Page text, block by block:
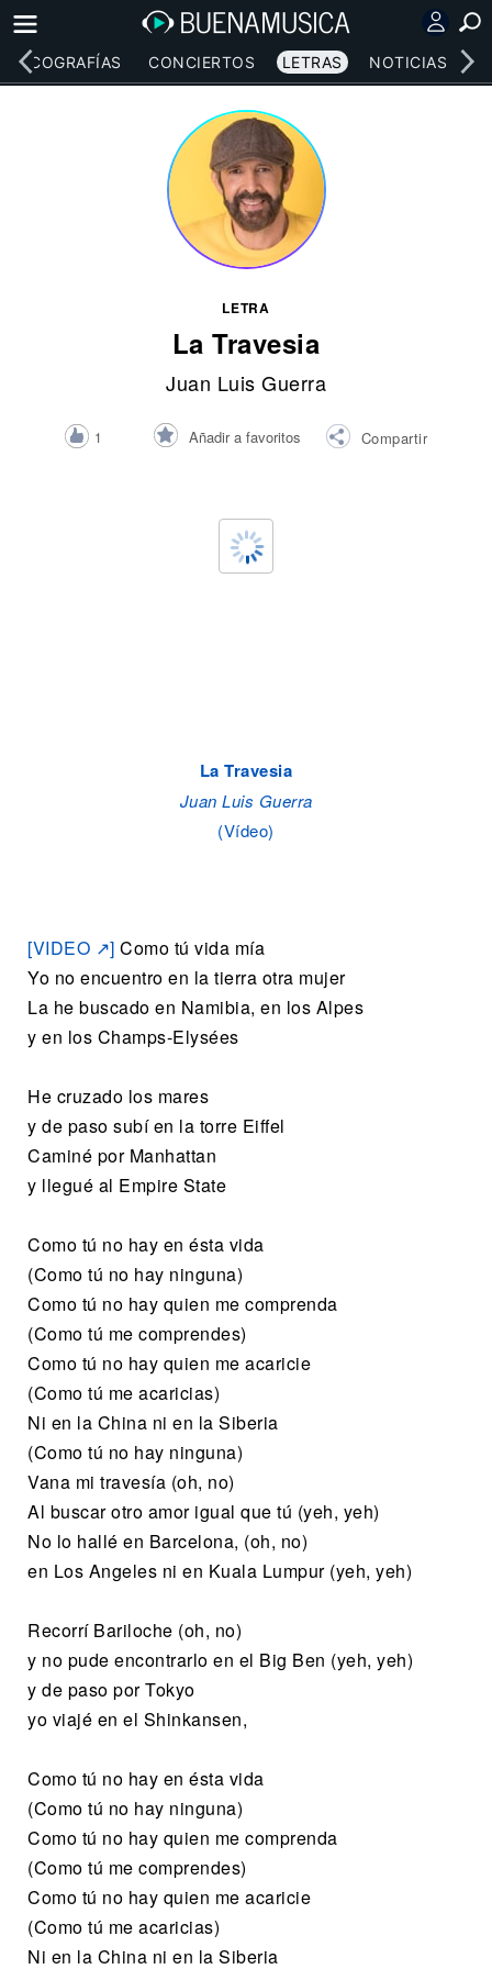
DISCOGRAFÍAS CONCIERTOS LETRAS NOTICIAS
LETRA
La Travesia
Juan Luis Guerra
1 Añadir a favoritos Compartir
La Travesia
Juan Luis Guerra
(Vídeo)
[VIDEO ↗] Como tú vida mía
Yo no encuentro en la tierra otra mujer
La he buscado en Namibia, en los Alpes
y en los Champs-Elysées
He cruzado los mares
y de paso subí en la torre Eiffel
Caminé por Manhattan
y llegué al Empire State
Como tú no hay en ésta vida
(Como tú no hay ninguna)
Como tú no hay quien me comprenda
(Como tú me comprendes)
Como tú no hay quien me acaricie
(Como tú me acaricias)
Ni en la China ni en la Siberia
(Como tú no hay ninguna)
Vana mi travesía (oh, no)
Al buscar otro amor igual que tú (yeh, yeh)
No lo hallé en Barcelona, (oh, no)
en Los Angeles ni en Kuala Lumpur (yeh, yeh)
Recorrí Bariloche (oh, no)
y no pude encontrarlo en el Big Ben (yeh, yeh)
y de paso por Tokyo
yo viajé en el Shinkansen,
Como tú no hay en ésta vida
(Como tú no hay ninguna)
Como tú no hay quien me comprenda
(Como tú me comprendes)
Como tú no hay quien me acaricie
(Como tú me acaricias)
Ni en la China ni en la Siberia